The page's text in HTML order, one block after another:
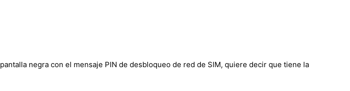
negra con el mensaje PIN de desbloqueo de red de SIM, quiere decir que tiene la